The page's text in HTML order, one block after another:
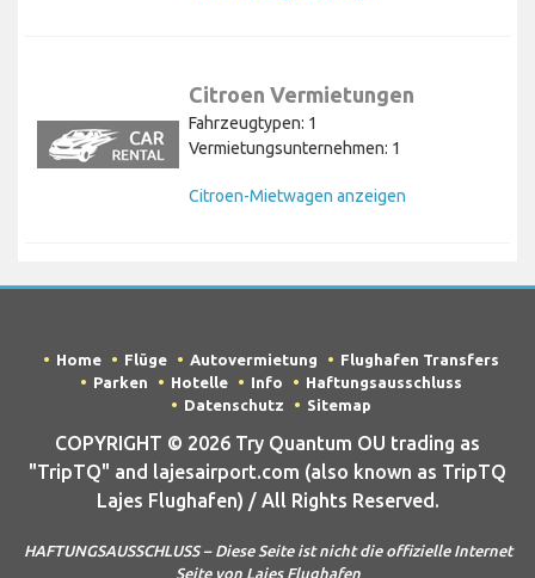
Citroen Vermietungen
Fahrzeugtypen: 1
Vermietungsunternehmen: 1
Citroen-Mietwagen anzeigen
Home Flüge Autovermietung
Flughafen Transfers
Parken
Hotelle Info
Haftungsausschluss
Datenschutz
Sitemap
COPYRIGHT © 2026 Try Quantum OU trading as
"TripTQ" and lajesairport.com (also known as TripTQ
Lajes Flughafen) / All Rights Reserved.
HAFTUNGSAUSSCHLUSS – Diese Seite ist nicht die offizielle Internet
Seite von Lajes Flughafen